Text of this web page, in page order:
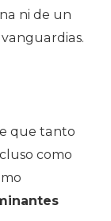
ni de un
que tanto
como